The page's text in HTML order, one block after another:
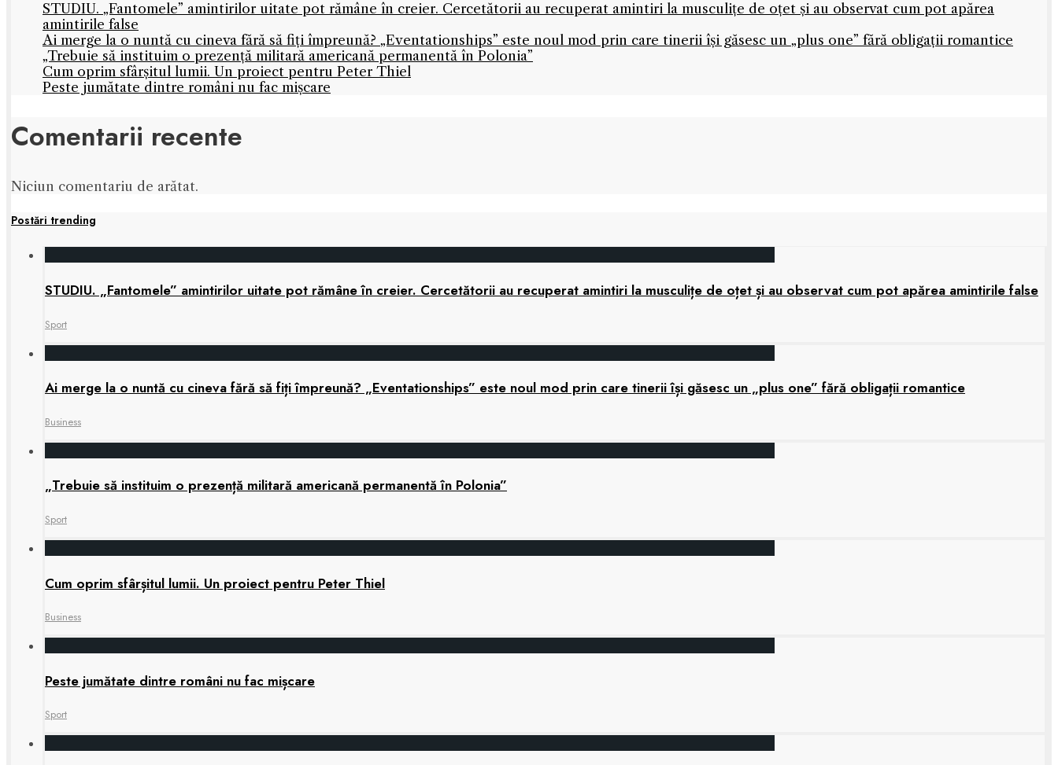
STUDIU. „Fantomele” amintirilor uitate pot rămâne în creier. Cercetătorii au recuperat amintiri la musculițe de oțet și au observat cum pot apărea
amintirile false
Ai merge la o nuntă cu cineva fără să fiți împreună? „Eventationships” este noul mod prin care tinerii își găsesc un „plus one” fără obligații romantice
„Trebuie să instituim o prezență militară americană permanentă în Polonia”
Cum oprim sfârșitul lumii. Un proiect pentru Peter Thiel
Peste jumătate dintre români nu fac mișcare
Comentarii recente
Niciun comentariu de arătat.
Postări trending
STUDIU. „Fantomele” amintirilor uitate pot rămâne în creier. Cercetătorii au recuperat amintiri la musculițe de oțet și au observat cum pot apărea amintirile false
Sport
Ai merge la o nuntă cu cineva fără să fiți împreună? „Eventationships” este noul mod prin care tinerii își găsesc un „plus one” fără obligații romantice
Business
„Trebuie să instituim o prezență militară americană permanentă în Polonia”
Sport
Cum oprim sfârșitul lumii. Un proiect pentru Peter Thiel
Business
Peste jumătate dintre români nu fac mișcare
Sport